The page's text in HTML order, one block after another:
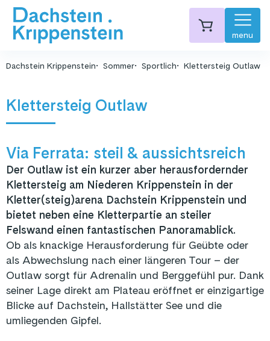
menu
Dachstein Krippenstein Sommer Sportlich Klettersteig Outlaw
Klettersteig Outlaw
Via Ferrata: steil & aussichtsreich
Der Outlaw ist ein kurzer aber herausfordernder
Klettersteig am Niederen Krippenstein in der
Kletter(steig)arena Dachstein Krippenstein und
bietet neben eine Kletterpartie an steiler
Felswand einen fantastischen Panoramablick.
Ob als knackige Herausforderung für Geübte oder
als Abwechslung nach einer längeren Tour – der
Outlaw sorgt für Adrenalin und Berggefühl pur. Dank
seiner Lage direkt am Plateau eröffnet er einzigartige
Blicke auf Dachstein, Hallstätter See und die
umliegenden Gipfel.